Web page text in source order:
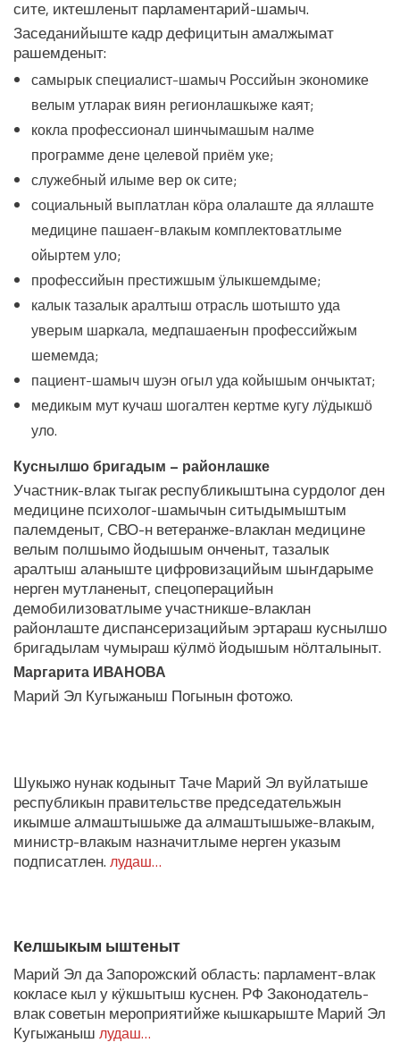
сите, иктешленыт парламентарий-шамыч.
Заседанийыште кадр дефицитын амалжымат
рашемденыт:
самырык специалист-шамыч Российын экономике
велым утларак виян регионлашкыже каят;
кокла профессионал шинчымашым налме
программе дене целевой приём уке;
служебный илыме вер ок сите;
социальный выплатлан кӧра олалаште да яллаште
медицине пашаеҥ-влакым комплектоватлыме
ойыртем уло;
профессийын престижшым ӱлыкшемдыме;
калык тазалык аралтыш отрасль шотышто уда
уверым шаркала, медпашаеҥын профессийжым
шемемда;
пациент-шамыч шуэн огыл уда койышым ончыктат;
медикым мут кучаш шогалтен кертме кугу лӱдыкшӧ
уло.
Куснылшо бригадым – районлашке
Участник-влак тыгак республикыштына сурдолог ден
медицине психолог-шамычын ситыдымыштым
палемденыт, СВО-н ветеранже-влаклан медицине
велым полшымо йодышым онченыт, тазалык
аралтыш аланыште цифровизацийым шыҥдарыме
нерген мутланеныт, спецоперацийын
демобилизоватлыме участникше-влаклан
районлаште диспансеризацийым эртараш куснылшо
бригадылам чумыраш кӱлмӧ йодышым нӧлталыныт.
Маргарита ИВАНОВА
Марий Эл Кугыжаныш Погынын фотожо.
Шукыжо нунак кодыныт Таче Марий Эл вуйлатыше
республикын правительстве председательжын
икымше алмаштышыже да алмаштышыже-влакым,
министр-влакым назначитлыме нерген указым
подписатлен. лудаш…
Келшыкым ыштеныт
Марий Эл да Запорожский область: парламент-влак
кокласе кыл у кӱкшытыш куснен. РФ Законодатель-
влак советын мероприятийже кышкарыште Марий Эл
Кугыжаныш лудаш…